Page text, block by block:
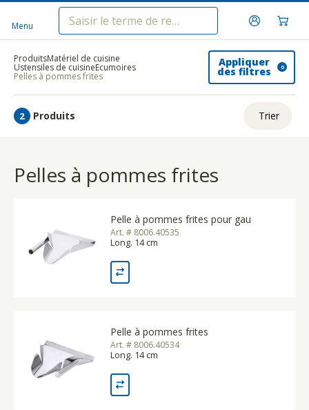
Menu
ProduitsMatériel de cuisine
Ustensiles de cuisineEcumoires
Pelles à pommes frites
Appliquer
des filtres 0
2 Produits Trier
Prix le plus bas
Nom A - Z
Pelles à pommes frites
Pelle à pommes frites pour gau
Art. # 8006.40535
Long. 14 cm
Pelle à pommes frites
Art. # 8006.40534
Long. 14 cm